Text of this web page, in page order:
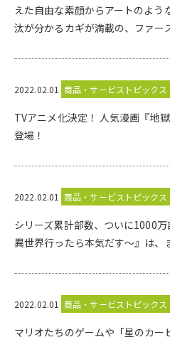
えた自由な素顔からアートのよう
汰が分かるカギが満載の、ファー
2022.02.01 商品・サービストピックス
TVアニメ化決定！ 人気漫画『地
登場！
2022.02.01 商品・サービストピックス
シリーズ累計部数、ついに
異世界行ったら本気だす～』は、
2022.02.01 商品・サービストピックス
マリオたちのゲームや「星のカー